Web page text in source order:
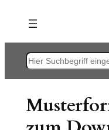
Inhalt
springen
Suchen